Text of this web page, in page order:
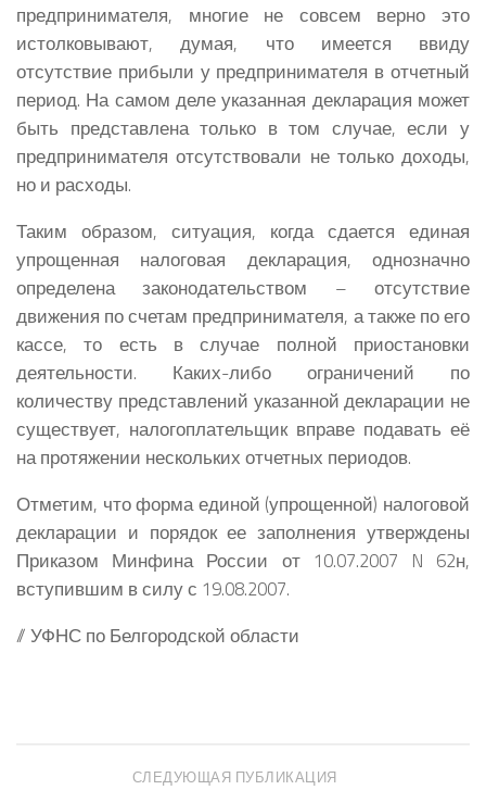
предпринимателя, многие не совсем верно это
истолковывают, думая, что имеется ввиду
отсутствие прибыли у предпринимателя в отчетный
период. На самом деле указанная декларация может
быть представлена только в том случае, если у
предпринимателя отсутствовали не только доходы,
но и расходы.
Таким образом, ситуация, когда сдается единая
упрощенная налоговая декларация, однозначно
определена законодательством – отсутствие
движения по счетам предпринимателя, а также по его
кассе, то есть в случае полной приостановки
деятельности. Каких-либо ограничений по
количеству представлений указанной декларации не
существует, налогоплательщик вправе подавать её
на протяжении нескольких отчетных периодов.
Отметим, что форма единой (упрощенной) налоговой
декларации и порядок ее заполнения утверждены
Приказом Минфина России от 10.07.2007 N 62н,
вступившим в силу с 19.08.2007.
// УФНС по Белгородской области
СЛЕДУЮЩАЯ ПУБЛИКАЦИЯ